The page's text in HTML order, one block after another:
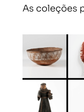
As coleções